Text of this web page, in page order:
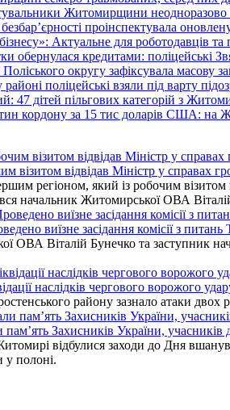
Житомирщини неодноразово
проінспектувала
Актуальне для роботодавців та
обернулася кредитами: поліцейські
округу зафіксувала масову
поліцейські взяли під варту
47 дітей пільгових категорій з
кордону за 15 тис доларів США: на
візитом відвідав Міністр у справах
регіоном, який із робочим візитом
начальник Житомирської ОВА
виїзне засідання комісії з
ОВА Віталій Бунечко та заступник
наслідків чергового ворожого
району зазнало атаки
Захисників України, учасників
відбулися заходи до Дня
у полоні.